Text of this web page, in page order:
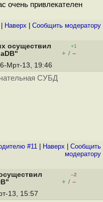
очень привлекателен
Наверх Cообщить модератору
осуществил
+1
+ / –
Мрт-13, 19:46
СУБД
#11 Наверх
Cообщить
модератору
–2
+ / –
13, 15:57